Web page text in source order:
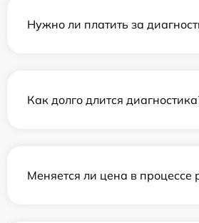
Нужно ли платить за
Как долго длится
Меняется ли цена в процессе